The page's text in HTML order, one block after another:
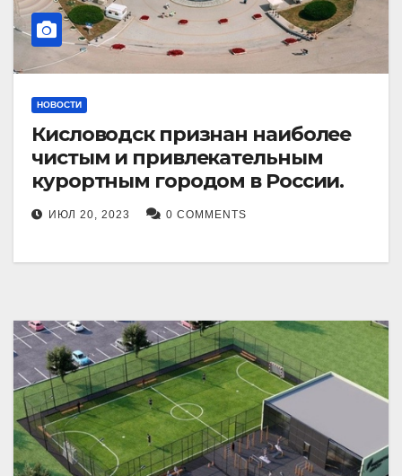
НОВОСТИ
Кисловодск признан наиболее
чистым и привлекательным
курортным городом в России.
ИЮЛ 20, 2023 0 COMMENTS